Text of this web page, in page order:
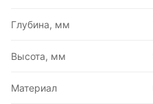
Глубина, мм
Высота, мм
Материал